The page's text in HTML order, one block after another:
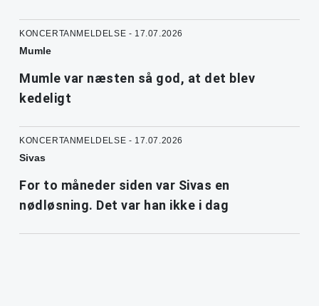
KONCERTANMELDELSE - 17.07.2026
Mumle
Mumle var næsten så god, at det blev
kedeligt
KONCERTANMELDELSE - 17.07.2026
Sivas
For to måneder siden var Sivas en
nødløsning. Det var han ikke i dag